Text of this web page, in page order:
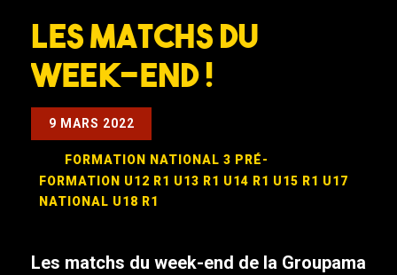
Les matchs du
week-end !
9 MARS 2022
FORMATION NATIONAL 3 PRÉ-
FORMATION U12 R1 U13 R1 U14 R1 U15 R1 U17
NATIONAL U18 R1
Les matchs du week-end de la Groupama